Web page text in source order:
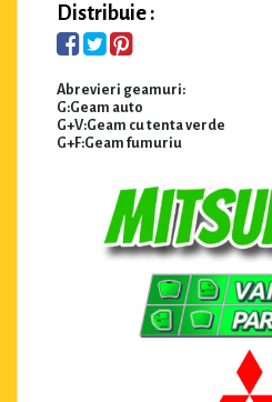
Distribuie :
Abrevieri geamuri:
G:Geam auto
G+V:Geam cu tenta verde
G+F:Geam fumuriu